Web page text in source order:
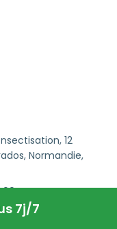
7j/7
12
Normandie,